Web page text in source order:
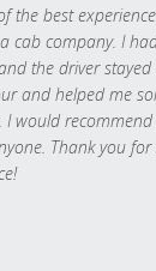
the best
cab company. I
the driver
and helped me
I would
Thank you for